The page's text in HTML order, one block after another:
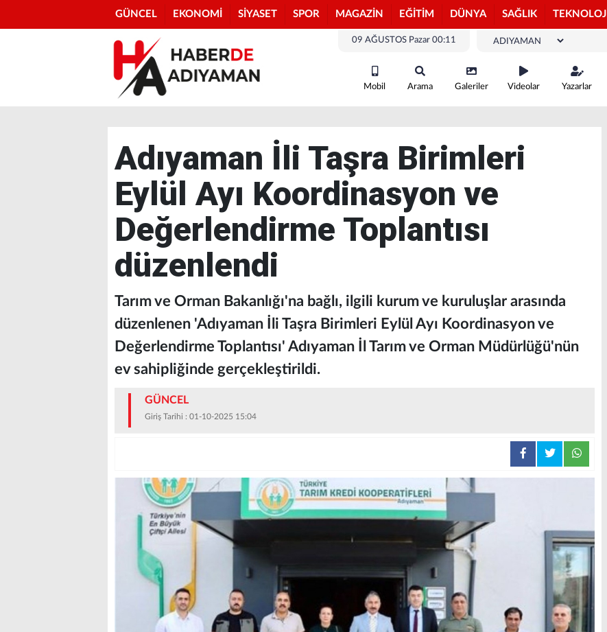
GÜNCEL EKONOMİ SİYASET SPOR MAGAZİN EĞİTİM DÜNYA SAĞLIK TEKNOLOJİ
09 AĞUSTOS Pazar 00:11
Mobil Arama Galeriler Videolar Yazarlar
Adıyaman İli Taşra Birimleri
Eylül Ayı Koordinasyon ve
Değerlendirme Toplantısı
düzenlendi
Tarım ve Orman Bakanlığı'na bağlı, ilgili kurum ve kuruluşlar arasında
düzenlenen 'Adıyaman İli Taşra Birimleri Eylül Ayı Koordinasyon ve
Değerlendirme Toplantısı' Adıyaman İl Tarım ve Orman Müdürlüğü'nün
ev sahipliğinde gerçekleştirildi.
GÜNCEL
Giriş Tarihi : 01-10-2025 15:04